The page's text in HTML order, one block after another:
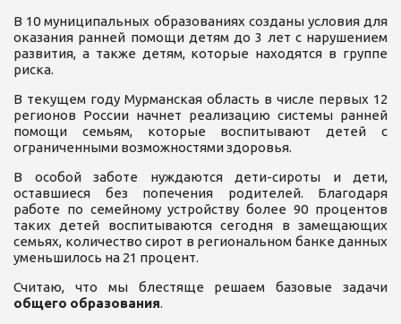
В 10 муниципальных образованиях созданы условия для
оказания ранней помощи детям до 3 лет с нарушением
развития, а также детям, которые находятся в группе
риска.
В текущем году Мурманская область в числе первых 12
регионов России начнет реализацию системы ранней
помощи семьям, которые воспитывают детей с
ограниченными возможностями здоровья.
В особой заботе нуждаются дети-сироты и дети,
оставшиеся без попечения родителей. Благодаря
работе по семейному устройству более 90 процентов
таких детей воспитываются сегодня в замещающих
семьях, количество сирот в региональном банке данных
уменьшилось на 21 процент.
Считаю, что мы блестяще решаем базовые задачи
общего образования.